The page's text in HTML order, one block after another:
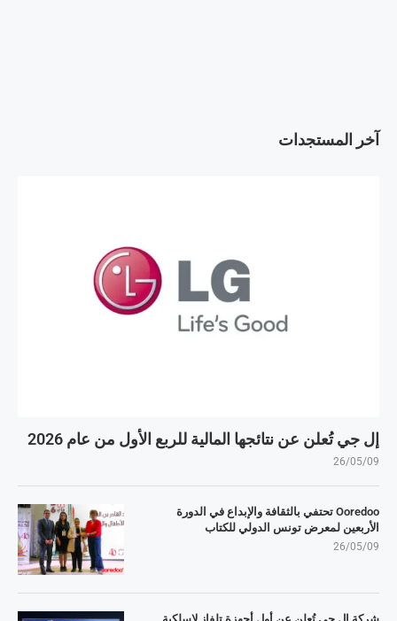
آخر المستجدات
إل جي تُعلن عن نتائجها المالية للربع الأول من عام 2026
26/05/09
Ooredoo تحتفي بالثقافة والإبداع في الدورة
الأربعين لمعرض تونس الدولي للكتاب
26/05/09